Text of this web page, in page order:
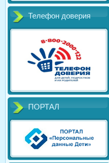
Телефон доверия
ПОРТАЛ